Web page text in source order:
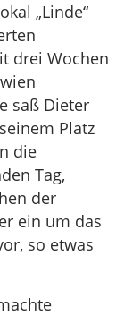
„Linde“
drei Wochen
saß Dieter
Platz
die
Tag,
der
ein um das
so etwas